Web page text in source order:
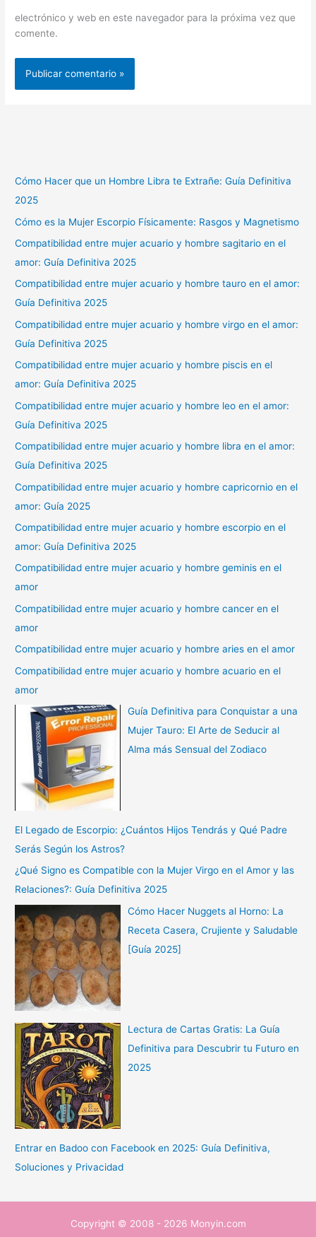
electrónico y web en este navegador para la próxima vez que
comente.
Cómo Hacer que un Hombre Libra te Extrañe: Guía Definitiva
2025
Cómo es la Mujer Escorpio Físicamente: Rasgos y Magnetismo
Compatibilidad entre mujer acuario y hombre sagitario en el
amor: Guía Definitiva 2025
Compatibilidad entre mujer acuario y hombre tauro en el amor:
Guía Definitiva 2025
Compatibilidad entre mujer acuario y hombre virgo en el amor:
Guía Definitiva 2025
Compatibilidad entre mujer acuario y hombre piscis en el
amor: Guía Definitiva 2025
Compatibilidad entre mujer acuario y hombre leo en el amor:
Guía Definitiva 2025
Compatibilidad entre mujer acuario y hombre libra en el amor:
Guía Definitiva 2025
Compatibilidad entre mujer acuario y hombre capricornio en el
amor: Guía 2025
Compatibilidad entre mujer acuario y hombre escorpio en el
amor: Guía Definitiva 2025
Compatibilidad entre mujer acuario y hombre geminis en el
amor
Compatibilidad entre mujer acuario y hombre cancer en el
amor
Compatibilidad entre mujer acuario y hombre aries en el amor
Compatibilidad entre mujer acuario y hombre acuario en el
amor
Guía Definitiva para Conquistar a una
Mujer Tauro: El Arte de Seducir al
Alma más Sensual del Zodiaco
El Legado de Escorpio: ¿Cuántos Hijos Tendrás y Qué Padre
Serás Según los Astros?
¿Qué Signo es Compatible con la Mujer Virgo en el Amor y las
Relaciones?: Guía Definitiva 2025
Cómo Hacer Nuggets al Horno: La
Receta Casera, Crujiente y Saludable
[Guía 2025]
Lectura de Cartas Gratis: La Guía
Definitiva para Descubrir tu Futuro en
2025
Entrar en Badoo con Facebook en 2025: Guía Definitiva,
Soluciones y Privacidad
Copyright © 2008 - 2026 Monyin.com